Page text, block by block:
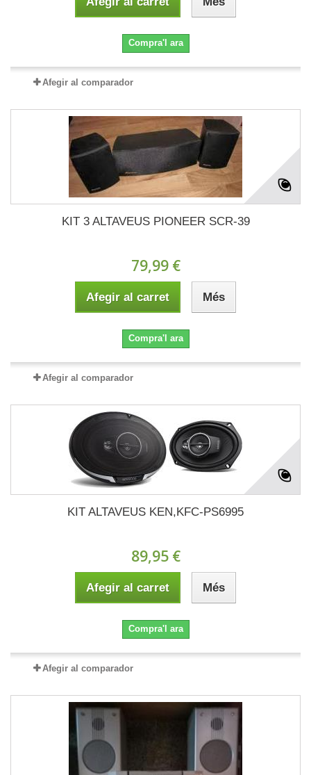
Compra'l ara
Afegir al comparador
KIT 3 ALTAVEUS PIONEER SCR-39
79,99 €
Afegir al carret Més
Compra'l ara
Afegir al comparador
KIT ALTAVEUS KEN,KFC-PS6995
89,95 €
Afegir al carret Més
Compra'l ara
Afegir al comparador